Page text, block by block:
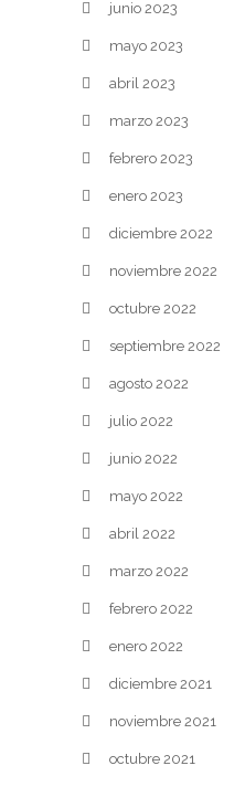
junio 2023
mayo 2023
abril 2023
marzo 2023
febrero 2023
enero 2023
diciembre 2022
noviembre 2022
octubre 2022
septiembre 2022
agosto 2022
julio 2022
junio 2022
mayo 2022
abril 2022
marzo 2022
febrero 2022
enero 2022
diciembre 2021
noviembre 2021
octubre 2021